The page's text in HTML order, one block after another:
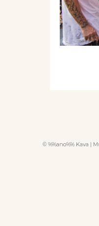
© %%ano%% Kava |